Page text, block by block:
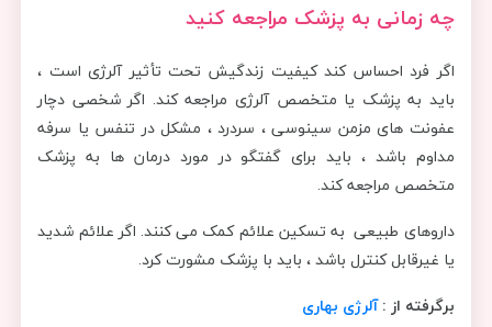
چه زمانی به پزشک مراجعه کنید
اگر فرد احساس کند کیفیت زندگیش تحت تأثیر آلرژی است ،
باید به پزشک یا متخصص آلرژی مراجعه کند. اگر شخصی دچار
عفونت های مزمن سینوسی ، سردرد ، مشکل در تنفس یا سرفه
مداوم باشد ، باید برای گفتگو در مورد درمان ها به پزشک
متخصص مراجعه کند.
داروهای طبیعی به تسکین علائم کمک می کنند. اگر علائم شدید
یا غیرقابل کنترل باشد ، باید با پزشک مشورت کرد.
برگرفته از :آلرژی بهاری